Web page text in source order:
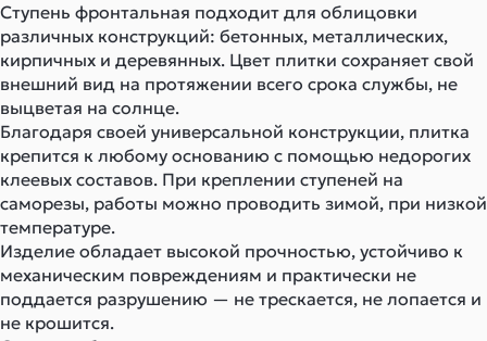
Ступень фронтальная подходит для облицовки
различных конструкций: бетонных, металлических,
кирпичных и деревянных. Цвет плитки сохраняет свой
внешний вид на протяжении всего срока службы, не
выцветая на солнце.
Благодаря своей универсальной конструкции, плитка
крепится к любому основанию с помощью недорогих
клеевых составов. При креплении ступеней на
саморезы, работы можно проводить зимой, при низкой
температуре.
Изделие обладает высокой прочностью, устойчиво к
механическим повреждениям и практически не
поддается разрушению — не трескается, не лопается и
не крошится.